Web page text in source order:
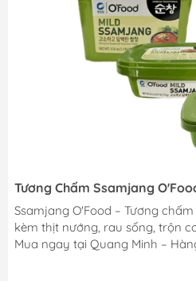
Tương Chấm Ssamjang
Mọi Món Nướng
Ssamjang O'Food – Tương
kèm thịt nướng, rau sống, trộn
Mua ngay tại Quang Minh –